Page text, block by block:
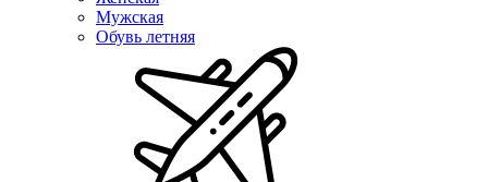
Мужская
Обувь летняя